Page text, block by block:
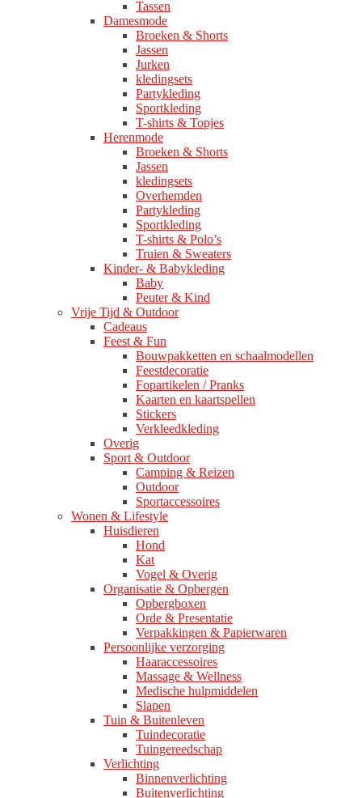
Tassen
Damesmode
Broeken & Shorts
Jassen
Jurken
kledingsets
Partykleding
Sportkleding
T-shirts & Topjes
Herenmode
Broeken & Shorts
Jassen
kledingsets
Overhemden
Partykleding
Sportkleding
T-shirts & Polo’s
Truien & Sweaters
Kinder- & Babykleding
Baby
Peuter & Kind
Vrije Tijd & Outdoor
Cadeaus
Feest & Fun
Bouwpakketten en schaalmodellen
Feestdecoratie
Fopartikelen / Pranks
Kaarten en kaartspellen
Stickers
Verkleedkleding
Overig
Sport & Outdoor
Camping & Reizen
Outdoor
Sportaccessoires
Wonen & Lifestyle
Huisdieren
Hond
Kat
Vogel & Overig
Organisatie & Opbergen
Opbergboxen
Orde & Presentatie
Verpakkingen & Papierwaren
Persoonlijke verzorging
Haaraccessoires
Massage & Wellness
Medische hulpmiddelen
Slapen
Tuin & Buitenleven
Tuindecoratie
Tuingereedschap
Verlichting
Binnenverlichting
Buitenverlichting